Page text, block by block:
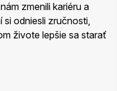
zmenili kariéru a
si odniesli zručnosti,
živote lepšie sa starať